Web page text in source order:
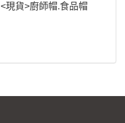
<現貨>廚師帽.食品帽